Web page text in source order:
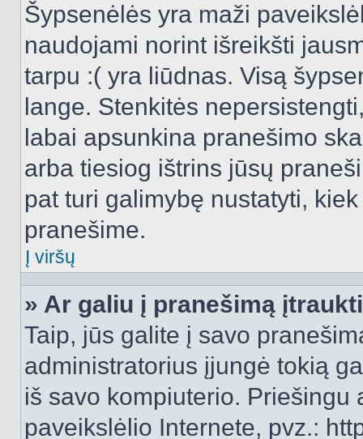
Šypsenėlės yra maži
naudojami norint išreikšti
tarpu :( yra liūdnas. Visą
lange. Stenkitės
labai apsunkina pranešimo
arba tiesiog ištrins jūsų
pat turi galimybę nustatyti,
pranešime.
Į viršų
» Ar galiu į pranešimą
Taip, jūs galite į savo
administratorius įjungė tokią
iš savo kompiuterio.
paveikslėlio Internete, pvz.: